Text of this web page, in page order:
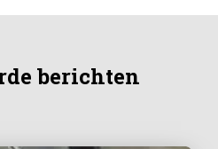
berichten